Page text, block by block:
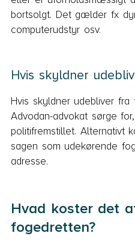
bortsolgt. Det gælder fx
computerudstyr osv.
Hvis skyldner
Hvis skyldner udebliver
Advodan-advokat sørge
politifremstillet. Alternativt
sagen som udekørende
adresse.
Hvad koster det
fogedretten?